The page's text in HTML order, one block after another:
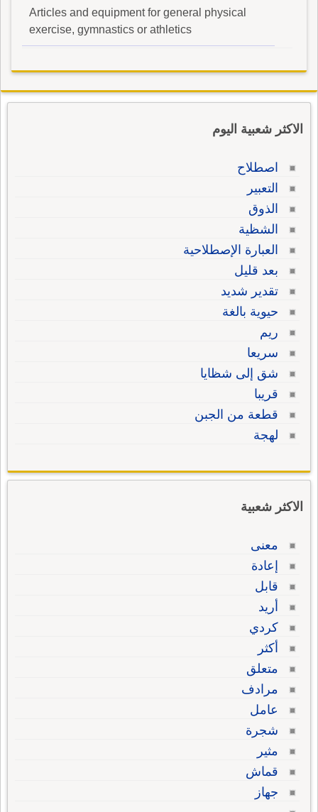
Articles and equipment for general physical
exercise, gymnastics or athletics
الاكثر شعبية اليوم
اصطلاح
التعبير
الذوق
الشظية
العبارة الإصطلاحية
بعد قليل
تقدير شديد
حيوية بالغة
ريم
سريعا
شق إلى شظايا
قريبا
قطعة من الجبن
لهجة
الاكثر شعبية
معنى
إعادة
قابل
أريد
كردي
أكثر
متعلق
مرادف
عامل
شجرة
مثير
قماش
جهاز